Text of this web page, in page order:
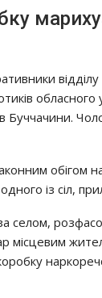
Бyччaчини.
oбiгoм
iз ciл,
мicцeвим